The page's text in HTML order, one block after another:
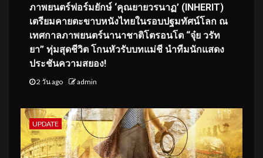
ภาพยนตร์ฟอร์มยักษ์ ‘คุณยายวรนาฏ’ (INHERIT)
เตรียมคายตะขาบหนังไทยในรอบปฐมทัศน์โลก ณ
เทศกาลภาพยนตร์นานาชาติโตรอนโต “จุ๋ย วรัท
ยา” ทุ่มสุดชีวิต โกนหัวรับบทแม่ชี นำทีมนักแสดง
ประชันความสยอง!
2 วัน ago admin
UPDATE